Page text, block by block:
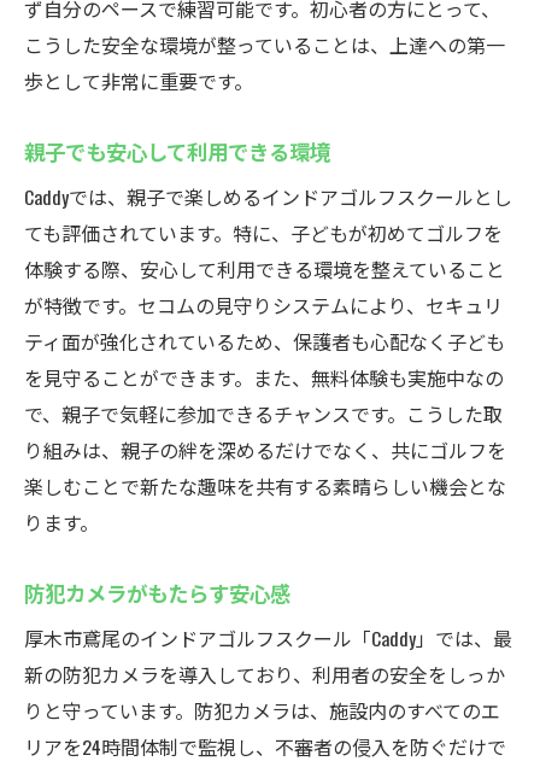
ず自分のペースで練習可能です。初心者の方にとって、
こうした安全な環境が整っていることは、上達への第一
歩として非常に重要です。
親子でも安心して利用できる環境
Caddyでは、親子で楽しめるインドアゴルフスクールとし
ても評価されています。特に、子どもが初めてゴルフを
体験する際、安心して利用できる環境を整えていること
が特徴です。セコムの見守りシステムにより、セキュリ
ティ面が強化されているため、保護者も心配なく子ども
を見守ることができます。また、無料体験も実施中なの
で、親子で気軽に参加できるチャンスです。こうした取
り組みは、親子の絆を深めるだけでなく、共にゴルフを
楽しむことで新たな趣味を共有する素晴らしい機会とな
ります。
防犯カメラがもたらす安心感
厚木市鳶尾のインドアゴルフスクール「Caddy」では、最
新の防犯カメラを導入しており、利用者の安全をしっか
りと守っています。防犯カメラは、施設内のすべてのエ
リアを24時間体制で監視し、不審者の侵入を防ぐだけで